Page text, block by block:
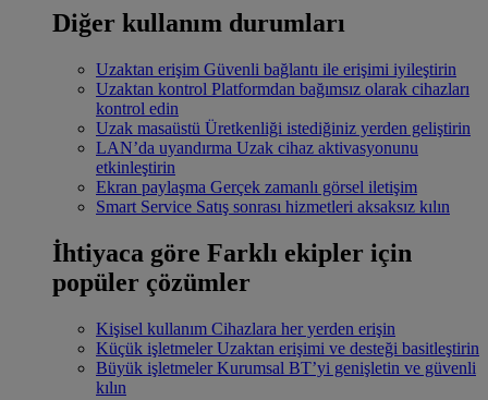
Diğer kullanım durumları
Uzaktan erişim Güvenli bağlantı ile erişimi iyileştirin
Uzaktan kontrol Platformdan bağımsız olarak cihazları
kontrol edin
Uzak masaüstü Üretkenliği istediğiniz yerden geliştirin
LAN’da uyandırma Uzak cihaz aktivasyonunu
etkinleştirin
Ekran paylaşma Gerçek zamanlı görsel iletişim
Smart Service Satış sonrası hizmetleri aksaksız kılın
İhtiyaca göre Farklı ekipler için
popüler çözümler
Kişisel kullanım Cihazlara her yerden erişin
Küçük işletmeler Uzaktan erişimi ve desteği basitleştirin
Büyük işletmeler Kurumsal BT’yi genişletin ve güvenli
kılın